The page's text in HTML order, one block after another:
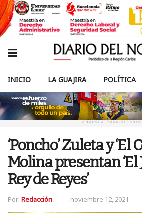
INICIO LA GUAJIRA POLÍTICA
ANUNCIO PUBLICITARIO
‘Poncho’ Zuleta y ‘El
Molina presentan ‘El
Rey de Reyes’
Por: Redacción noviembre 12, 2021